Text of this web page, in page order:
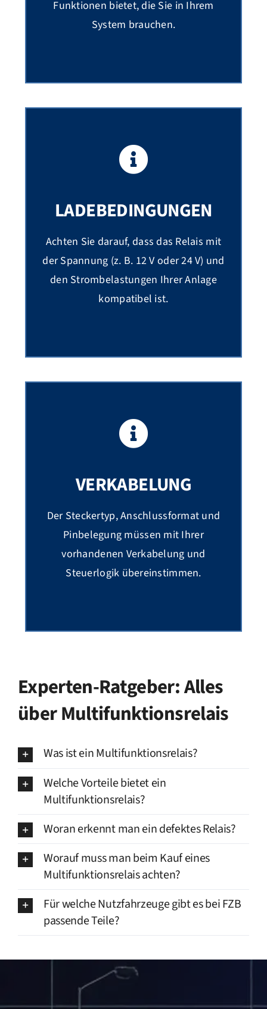
Funktionen bietet, die Sie in Ihrem
System brauchen.
LADEBEDINGUNGEN
Achten Sie darauf, dass das Relais mit
der Spannung (z. B. 12 V oder 24 V) und
den Strombelastungen Ihrer Anlage
kompatibel ist.
VERKABELUNG
Der Steckertyp, Anschlussformat und
Pinbelegung müssen mit Ihrer
vorhandenen Verkabelung und
Steuerlogik übereinstimmen.
Experten-Ratgeber: Alles
über Multifunktionsrelais
Was ist ein Multifunktionsrelais?
Welche Vorteile bietet ein
Multifunktionsrelais?
Woran erkennt man ein defektes Relais?
Worauf muss man beim Kauf eines
Multifunktionsrelais achten?
Für welche Nutzfahrzeuge gibt es bei FZB
passende Teile?